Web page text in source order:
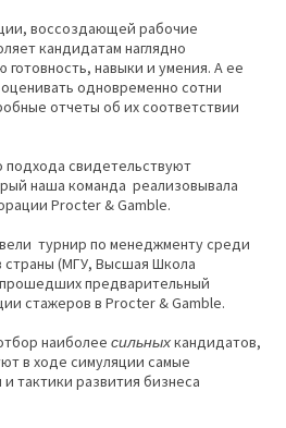
воссоздающей рабочие
кандидатам наглядно
навыки и умения. А ее
одновременно сотни
отчеты об их соответствии
свидетельствуют
наша команда реализовывала
Procter & Gamble.
турнир по менеджменту среди
(МГУ, Высшая Школа
предварительный
стажеров в Procter & Gamble.
наиболее сильныхкандидатов,
в ходе симуляции самые
и тактики развития бизнеса